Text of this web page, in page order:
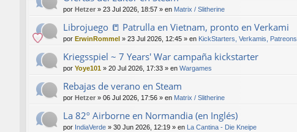
por Hetzer » 23 Jul 2026, 18:57 » en Matrix / Slitherine
Librojuego 📒 Patrulla en Vietnam, pronto en Verkami
por ErwinRommel » 23 Jul 2026, 12:45 » en KickStarters, Verkamis, Patreons
Kriegsspiel ~ 7 Years' War campaña kickstarter
por Yoye101 » 20 Jul 2026, 17:33 » en Wargames
Rebajas de verano en Steam
por Hetzer » 06 Jul 2026, 17:56 » en Matrix / Slitherine
La 82º Airborne en Normandia (en Inglés)
por IndiaVerde » 30 Jun 2026, 12:19 » en La Cantina - Die Kneipe